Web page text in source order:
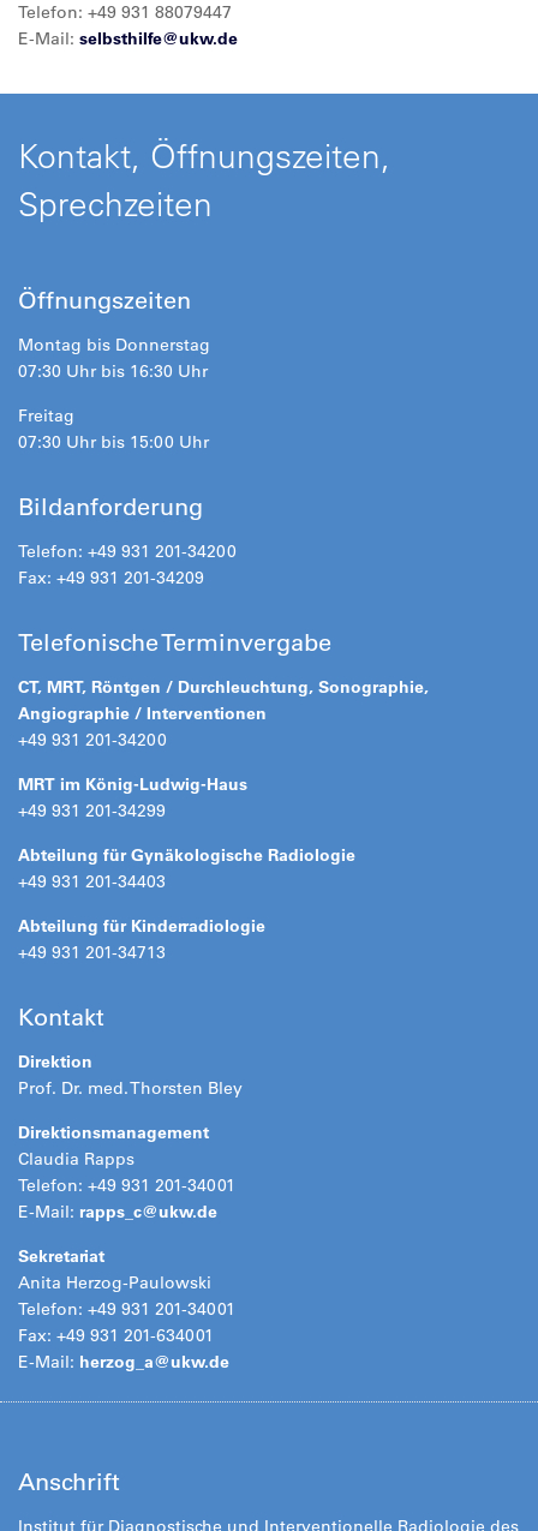
Telefon: +49 931 88079447
E-Mail: selbsthilfe@ukw.de
Kontakt, Öffnungszeiten,
Sprechzeiten
Öffnungszeiten
Montag bis Donnerstag
07:30 Uhr bis 16:30 Uhr
Freitag
07:30 Uhr bis 15:00 Uhr
Bildanforderung
Telefon: +49 931 201-34200
Fax: +49 931 201-34209
Telefonische Terminvergabe
CT, MRT, Röntgen / Durchleuchtung, Sonographie,
Angiographie / Interventionen
+49 931 201-34200
MRT im König-Ludwig-Haus
+49 931 201-34299
Abteilung für Gynäkologische Radiologie
+49 931 201-34403
Abteilung für Kinderradiologie
+49 931 201-34713
Kontakt
Direktion
Prof. Dr. med. Thorsten Bley
Direktionsmanagement
Claudia Rapps
Telefon: +49 931 201-34001
E-Mail: rapps_c@ukw.de
Sekretariat
Anita Herzog-Paulowski
Telefon: +49 931 201-34001
Fax: +49 931 201-634001
E-Mail: herzog_a@ukw.de
Anschrift
Institut für Diagnostische und Interventionelle Radiologie des